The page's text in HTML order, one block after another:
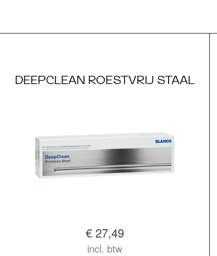
DEEPCLEAN ROESTVRIJ STAAL
€ 27,49
incl. btw